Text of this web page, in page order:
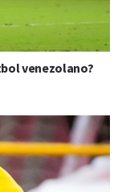
venezolano?